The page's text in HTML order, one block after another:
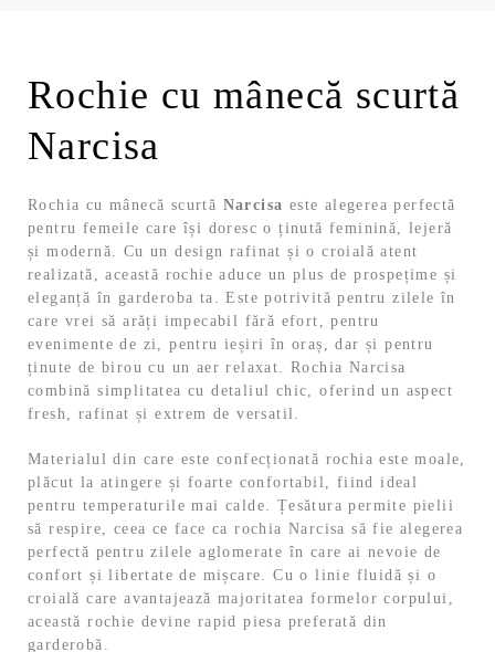
Rochie cu mânecă scurtă
Narcisa
Rochia cu mânecă scurtă Narcisa este alegerea perfectă
pentru femeile care își doresc o ținută feminină, lejeră
și modernă. Cu un design rafinat și o croială atent
realizată, această rochie aduce un plus de prospețime și
eleganță în garderoba ta. Este potrivită pentru zilele în
care vrei să arăți impecabil fără efort, pentru
evenimente de zi, pentru ieșiri în oraș, dar și pentru
ținute de birou cu un aer relaxat. Rochia Narcisa
combină simplitatea cu detaliul chic, oferind un aspect
fresh, rafinat și extrem de versatil.
Materialul din care este confecționată rochia este moale,
plăcut la atingere și foarte confortabil, fiind ideal
pentru temperaturile mai calde. Țesătura permite pielii
să respire, ceea ce face ca rochia Narcisa să fie alegerea
perfectă pentru zilele aglomerate în care ai nevoie de
confort și libertate de mișcare. Cu o linie fluidă și o
croială care avantajează majoritatea formelor corpului,
această rochie devine rapid piesa preferată din
garderobă.